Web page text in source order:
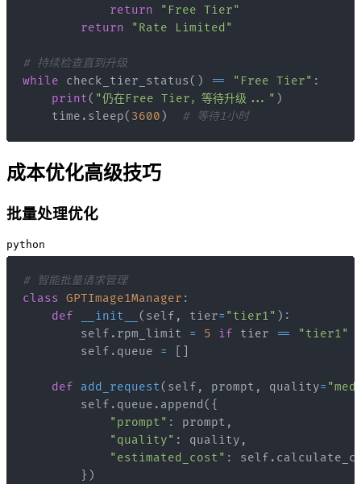
return
"Free Tier"
return
"Rate Limited"
# 持续检查直到升级
while check_tier_status( ) == "Free Tier" :
print( "仍在Free Tier，等待升级..." )
    time
. sleep( 3600 ) # 等待1小时
成本优化高级技巧
批量处理优化
python
# 智能批量请求管理
class GPTImage1Manager :
def
__init__ ( self , tier= "tier1" ) :
        self
. rpm_limit = 5 if tier == "tier1"
        self
. queue =
def add_request( self , prompt , quality=
        self
. queue . append ( {
"prompt" : prompt ,
"quality" : quality ,
"estimated_cost" : self .
} )